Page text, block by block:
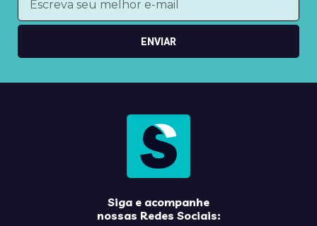
ENVIAR
Siga e acompanhe
nossas Redes Sociais: